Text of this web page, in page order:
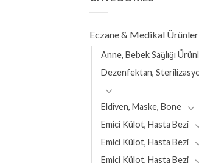
Eczane & Medikal
Anne, Bebek Sağlığı
Dezenfektan,
Eldiven, Maske, Bone
Emici Külot, Hasta Bezi
Emici Külot, Hasta Bezi
Emici Külot, Hasta Bezi